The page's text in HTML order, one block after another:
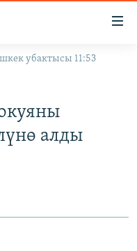
убактысы 11:53
алды